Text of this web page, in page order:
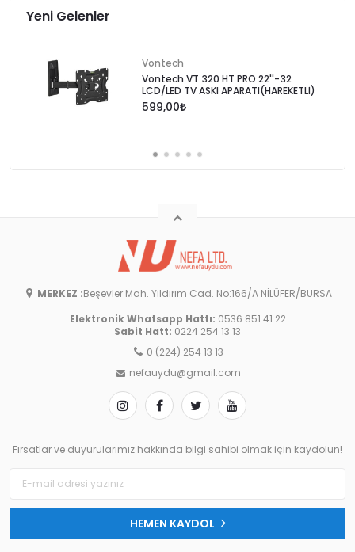
Yeni Gelenler
Vontech
Vontech VT 320 HT PRO 22''-32
LCD/LED TV ASKI APARATI(HAREKETLİ)
599,00
MERKEZ : Beşevler Mah. Yıldırım Cad. No:166/A NİLÜFER/BURSA
Elektronik Whatsapp Hattı: 0536 851 41 22
Sabit Hatt: 0224 254 13 13
0 (224) 254 13 13
nefauydu@gmail.com
Fırsatlar ve duyurularımız hakkında bilgi sahibi olmak için kaydolun!
HEMEN KAYDOL